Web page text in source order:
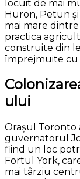
locuit de mai
Huron, Petun și
mai mare
practica
construite din
împrejmuite cu
ului
Orașul Toronto
guvernatorul
fiind un loc
Fortul York,
mai târziu